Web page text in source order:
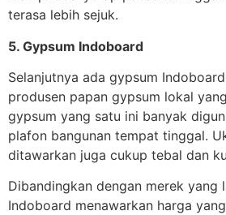
terasa lebih sejuk.
5. Gypsum Indoboard
Selanjutnya ada gypsum
produsen papan gypsum lokal
gypsum yang satu ini banyak
plafon bangunan tempat tinggal.
ditawarkan juga cukup tebal dan
Dibandingkan dengan merek yang
Indoboard menawarkan harga